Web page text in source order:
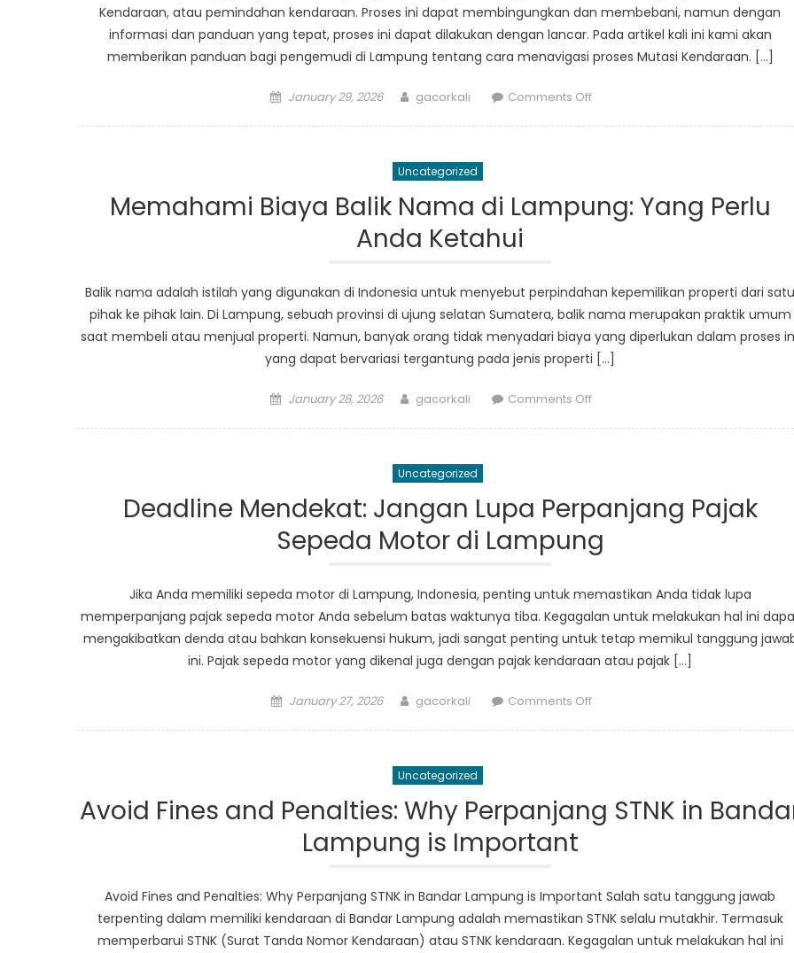
Kendaraan, atau pemindahan kendaraan. Proses ini dapat membingungkan dan membebani, namun dengan
informasi dan panduan yang tepat, proses ini dapat dilakukan dengan lancar. Pada artikel kali ini kami akan
memberikan panduan bagi pengemudi di Lampung tentang cara menavigasi proses Mutasi Kendaraan. […]
Posted
January 29, 2026 Author
gacorkali Comments Offon
Process
in
for
Drivers
Uncategorized
Memahami Biaya Balik Nama di Lampung: Yang Perlu
Anda Ketahui
Balik nama adalah istilah yang digunakan di Indonesia untuk menyebut perpindahan kepemilikan properti dari satu
pihak ke pihak lain. Di Lampung, sebuah provinsi di ujung selatan Sumatera, balik nama merupakan praktik umum
saat membeli atau menjual properti. Namun, banyak orang tidak menyadari biaya yang diperlukan dalam proses
yang dapat bervariasi tergantung pada jenis properti […]
Posted
January 28, 2026 Author
gacorkali Comments Offon
di
Lampung:
Yang
Perlu
Ketahui
Uncategorized
Deadline Mendekat: Jangan Lupa Perpanjang Pajak
Sepeda Motor di Lampung
Jika Anda memiliki sepeda motor di Lampung, Indonesia, penting untuk memastikan Anda tidak lupa
memperpanjang pajak sepeda motor Anda sebelum batas waktunya tiba. Kegagalan untuk melakukan hal ini
mengakibatkan denda atau bahkan konsekuensi hukum, jadi sangat penting untuk tetap memikul tanggung
ini. Pajak sepeda motor yang dikenal juga dengan pajak kendaraan atau pajak […]
Posted
January 27, 2026 Author
gacorkali Comments Offon
Perpanjang
Pajak
Lampung
Uncategorized
Avoid Fines and Penalties: Why Perpanjang STNK in
Lampung is Important
Avoid Fines and Penalties: Why Perpanjang STNK in Bandar Lampung is Important Salah satu tanggung jawab
terpenting dalam memiliki kendaraan di Bandar Lampung adalah memastikan STNK selalu mutakhir. Termasuk
memperbarui STNK (Surat Tanda Nomor Kendaraan) atau STNK kendaraan. Kegagalan untuk melakukan hal ini